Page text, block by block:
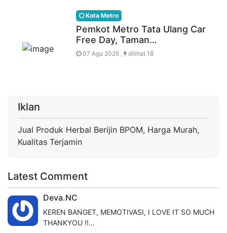
Kota Metro
Pemkot Metro Tata Ulang Car
Free Day, Taman…
07 Agu 2026 , dilihat 18
Iklan
Jual Produk Herbal Berijin BPOM, Harga Murah,
Kualitas Terjamin
Latest Comment
Deva.NC
KEREN BANGET, MEMOTIVASI, I LOVE IT SO MUCH
THANKYOU !!…